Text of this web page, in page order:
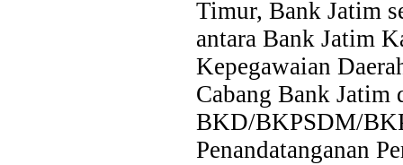
Timur, Bank Jatim
antara Bank Jatim
Kepegawaian
Cabang Bank Jatim
BKD/BKPSDM/
Penandatanganan